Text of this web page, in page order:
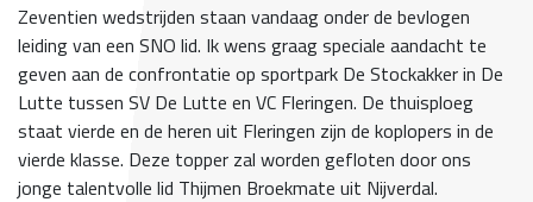
Zeventien wedstrijden staan vandaag onder de bevlogen
leiding van een SNO lid. Ik wens graag speciale aandacht te
geven aan de confrontatie op sportpark De Stockakker in De
Lutte tussen SV De Lutte en VC Fleringen. De thuisploeg
staat vierde en de heren uit Fleringen zijn de koplopers in de
vierde klasse. Deze topper zal worden gefloten door ons
jonge talentvolle lid Thijmen Broekmate uit Nijverdal.